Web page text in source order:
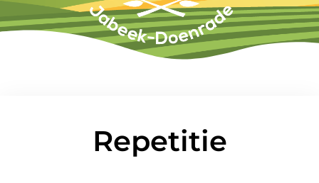
Repetitie